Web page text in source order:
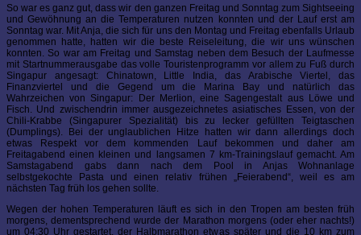
So war es ganz gut, dass wir den ganzen Freitag und Sonntag zum Sightseeing
und Gewöhnung an die Temperaturen nutzen konnten und der Lauf erst am
Sonntag war. Mit Anja, die sich für uns den Montag und Freitag ebenfalls Urlaub
genommen hatte, hatten wir die beste Reiseleitung, die wir uns wünschen
konnten. So war am Freitag und Samstag neben dem Besuch der Laufmesse
mit Startnummerausgabe das volle Touristenprogramm vor allem zu Fuß durch
Singapur angesagt: Chinatown, Little India, das Arabische Viertel, das
Finanzviertel und die Gegend um die Marina Bay und natürlich das
Wahrzeichen von Singapur: Der Merlion, eine Sagengestalt aus Löwe und
Fisch. Und zwischendrin immer ausgezeichnetes asiatisches Essen, von der
Chili-Krabbe (Singapurer Spezialität) bis zu lecker gefüllten Teigtaschen
(Dumplings). Bei der unglaublichen Hitze hatten wir dann allerdings doch
etwas Respekt vor dem kommenden Lauf bekommen und daher am
Freitagabend einen kleinen und langsamen 7 km-Trainingslauf gemacht. Am
Samstagabend gabs dann nach dem Pool in Anjas Wohnanlage
selbstgekochte Pasta und einen relativ frühen „Feierabend“, weil es am
nächsten Tag früh los gehen sollte.
Wegen der hohen Temperaturen läuft es sich in den Tropen am besten früh
morgens, dementsprechend wurde der Marathon morgens (oder eher nachts!)
um 04:30 Uhr gestartet, der Halbmarathon etwas später und die 10 km zum